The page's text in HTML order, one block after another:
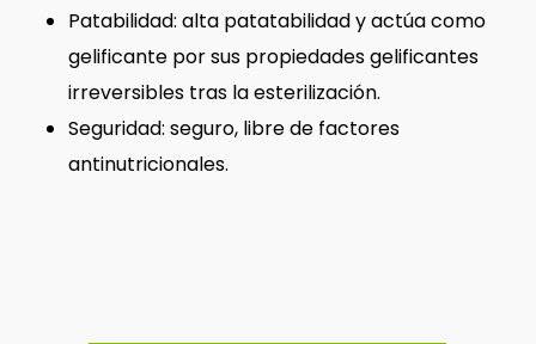
Patabilidad: alta patatabilidad y actúa como
gelificante por sus propiedades gelificantes
irreversibles tras la esterilización.
Seguridad: seguro, libre de factores
antinutricionales.